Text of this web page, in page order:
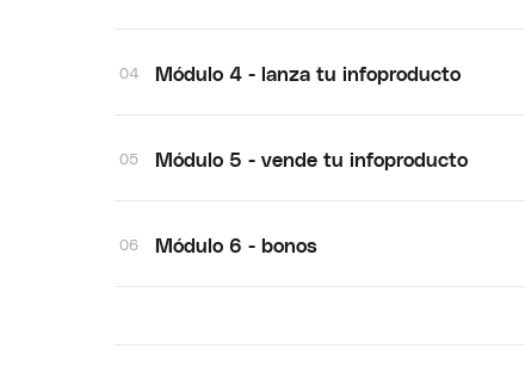
04 Módulo 4 - lanza tu infoproducto
05 Módulo 5 - vende tu infoproducto
06 Módulo 6 - bonos